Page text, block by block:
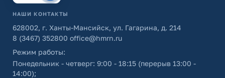
НАШИ КОНТАКТЫ
628002, г. Ханты-Мансийск, ул. Гагарина, д. 214
8 (3467) 352800 office@hmrn.ru
Режим работы:
Понедельник - четверг: 9:00 - 18:15 (перерыв 13:00 -
14:00);